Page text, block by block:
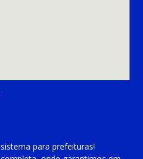
sistema para prefeituras!